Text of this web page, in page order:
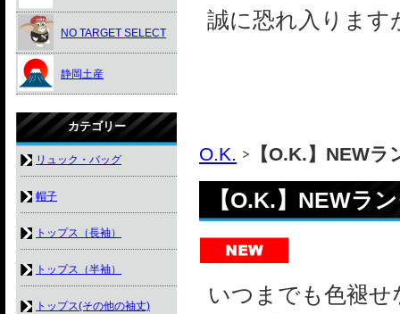
誠に恐れ入ります
O.K. 【O.K.】NEW
【O.K.】NEWラ
いつまでも色褪
NO TARGET SELECT
静岡土産
カテゴリー
リュック・バッグ
帽子
トップス（長袖）
トップス（半袖）
トップス(その他の袖丈)